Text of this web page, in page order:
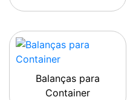
Balanças para
Container